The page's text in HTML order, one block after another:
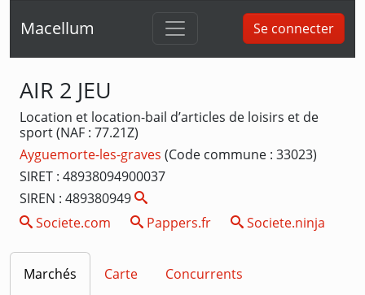
Macellum Se connecter
AIR 2 JEU
Location et location-bail d’articles de loisirs et de
sport (NAF : 77.21Z)
Ayguemorte-les-graves (Code commune : 33023)
SIRET : 48938094900037
SIREN : 489380949
Societe.com
Pappers.fr Societe.ninja
Marchés Carte Concurrents